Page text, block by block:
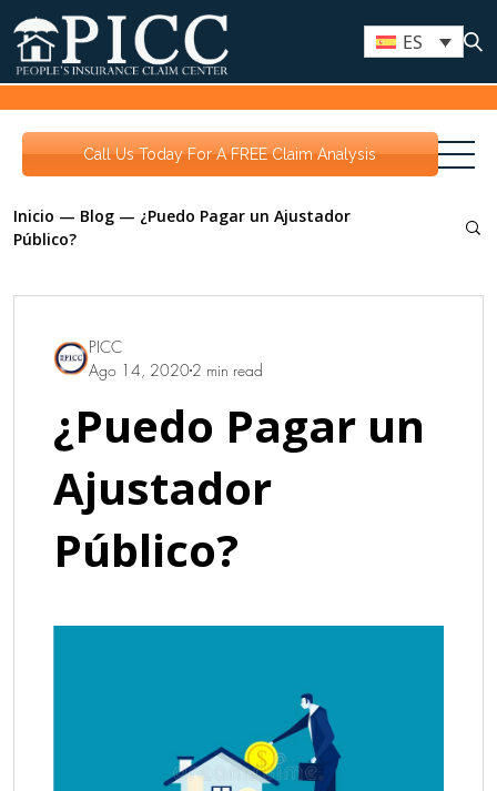
ES
Call Us Today For A FREE Claim Analysis
Inicio — Blog — ¿Puedo Pagar un Ajustador
Público?
PICC
Ago 14, 20202 min read
¿Puedo Pagar un
Ajustador
Público?